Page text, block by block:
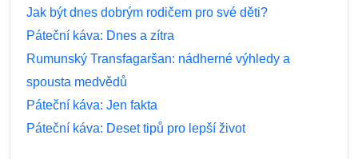
Jak být dnes dobrým rodičem pro své děti?
Páteční káva: Dnes a zítra
Rumunský Transfagaršan: nádherné výhledy a
spousta medvědů
Páteční káva: Jen fakta
Páteční káva: Deset tipů pro lepší život